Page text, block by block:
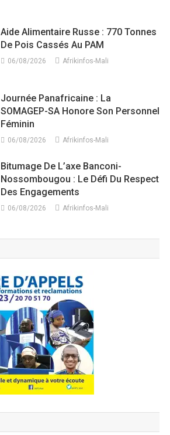
Aide Alimentaire Russe : 770 Tonnes
De Pois Cassés Au PAM
06/08/2026 Afrikinfos-Mali
Journée Panafricaine : La
SOMAGEP-SA Honore Son Personnel
Féminin
06/08/2026 Afrikinfos-Mali
Bitumage De L’axe Banconi-
Nossombougou : Le Défi Du Respect
Des Engagements
06/08/2026 Afrikinfos-Mali